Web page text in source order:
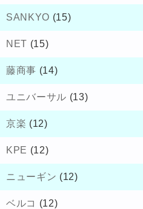
SANKYO (15)
NET (15)
藤商事 (14)
ユニバーサル (13)
京楽 (12)
KPE (12)
ニューギン (12)
ベルコ (12)